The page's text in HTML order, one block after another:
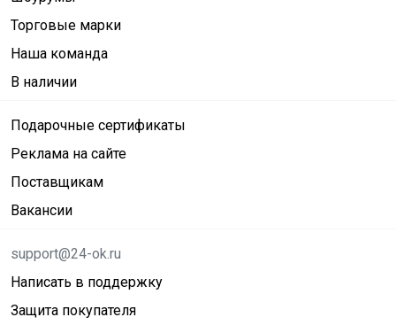
Торговые марки
Наша команда
В наличии
Подарочные сертификаты
Реклама на сайте
Поставщикам
Вакансии
support@24-ok.ru
Написать в поддержку
Защита покупателя